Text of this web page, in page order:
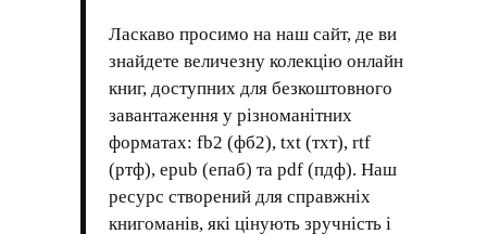
Ласкаво просимо на наш сайт, де ви
знайдете величезну колекцію онлайн
книг, доступних для безкоштовного
завантаження у різноманітних
форматах: fb2 (фб2), txt (тхт), rtf
(ртф), epub (епаб) та pdf (пдф). Наш
ресурс створений для справжніх
книгоманів, які цінують зручність і